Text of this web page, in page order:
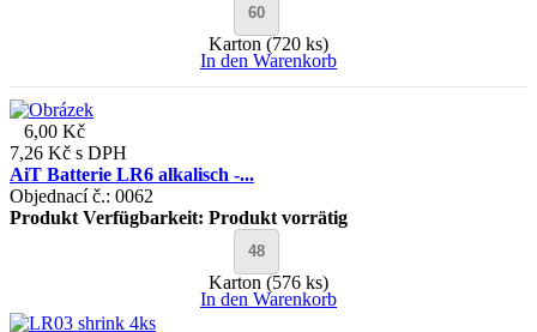
Karton (720 ks)
In den Warenkorb
6,00 Kč
7,26 Kč s DPH
AiT Batterie LR6 alkalisch -...
Objednací č.: 0062
Produkt Verfügbarkeit: Produkt vorrätig
Karton (576 ks)
In den Warenkorb